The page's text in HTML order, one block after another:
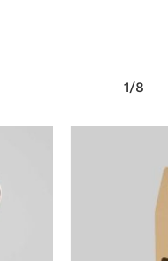
1/8